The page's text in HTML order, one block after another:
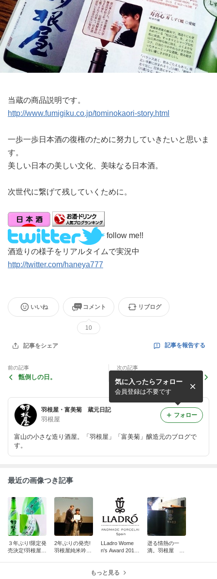
当蔵の商品説明です。
http://www.fumigiku.co.jp/tominokaori-story.html
一歩一歩日本酒の復権のために努力していきたいと思いま
す。
美しい日本の美しい文化、美味なる日本酒。
次世代に繋げて残していくために。
follow me!!
酒造りの様子をリアルタイムで実況中
http://twitter.com/haneya777
いいね コメント
10
リブログ
記事をシェア 記事を報告する
前の記事
甑倒しの日。
次の記事
私たちのプロフェッショナ
ル。NHK生中継後記
羽根屋・富美菊 蔵元日記
羽根屋
富山の小さな造り酒屋。「羽根屋」「富美菊」醸造元のブログで
す。
気に入ったらフォロー
会員登録は不要です
フォロー
最近の画像つき記事
３年ぶり!限定発
売決定!羽根屋特
2年ぶりの発売!
羽根屋純米吟醸
LLadro Wome
n's Award 2016
迸る情熱の一
滴。羽根屋 大
もっと見る